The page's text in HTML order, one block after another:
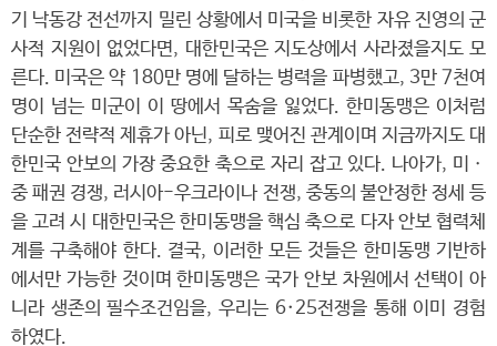
기 낙동강 전선까지 밀린 상황에서 미국을 비롯한 자유 진영의 군
사적 지원이 없었다면, 대한민국은 지도상에서 사라졌을지도 모
른다. 미국은 약 180만 명에 달하는 병력을 파병했고, 3만 7천여
명이 넘는 미군이 이 땅에서 목숨을 잃었다. 한미동맹은 이처럼
단순한 전략적 제휴가 아닌, 피로 맺어진 관계이며 지금까지도 대
한민국 안보의 가장 중요한 축으로 자리 잡고 있다. 나아가, 미ㆍ
중 패권 경쟁, 러시아-우크라이나 전쟁, 중동의 불안정한 정세 등
을 고려 시 대한민국은 한미동맹을 핵심 축으로 다자 안보 협력체
계를 구축해야 한다. 결국, 이러한 모든 것들은 한미동맹 기반하
에서만 가능한 것이며 한미동맹은 국가 안보 차원에서 선택이 아
니라 생존의 필수조건임을, 우리는 6·25전쟁을 통해 이미 경험
하였다.